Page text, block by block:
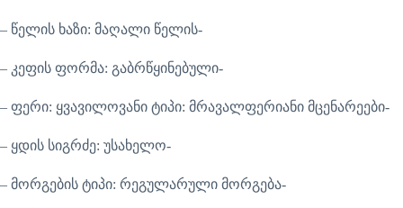
– წელის ხაზი: მაღალი წელის-
– კეფის ფორმა: გაბრწყინებული-
– ფერი: ყვავილოვანი ტიპი: მრავალფერიანი მცენარეები-
– ყდის სიგრძე: უსახელო-
– მორგების ტიპი: რეგულარული მორგება-